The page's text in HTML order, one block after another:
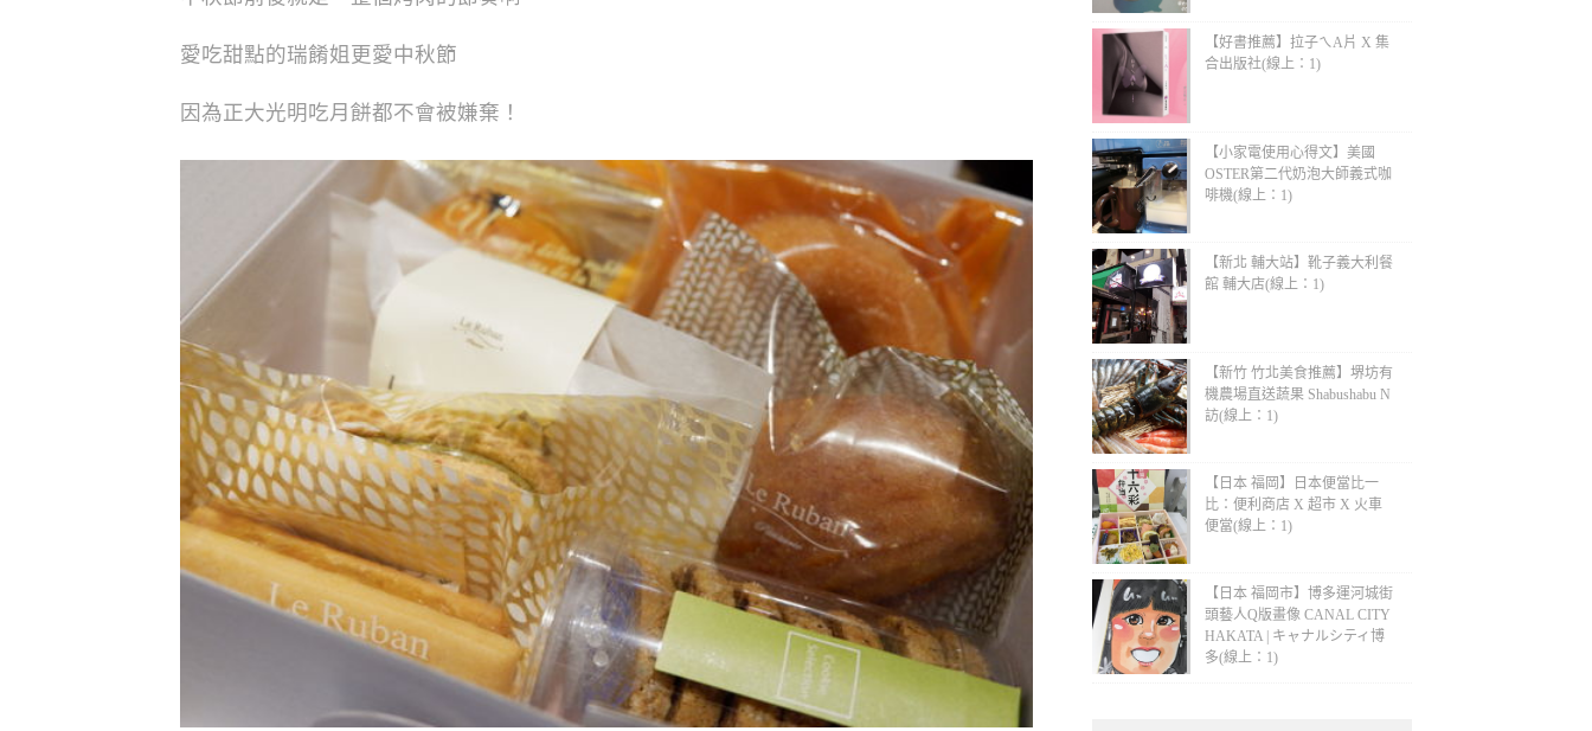
愛吃甜點的瑞餚姐更愛中秋節
因為正大光明吃月餅都不會被嫌棄！
【好書推薦】拉子ㄟA片 X 集
合出版社(線上：1)
【小家電使用心得文】美國
OSTER第二代奶泡大師義式咖
啡機(線上：1)
【新北 輔大站】靴子義大利餐
館 輔大店(線上：1)
【新竹 竹北美食推薦】堺坊有
機農場直送蔬果 Shabushabu N
訪(線上：1)
【日本 福岡】日本便當比一
比：便利商店 X 超市 X 火車
便當(線上：1)
【日本 福岡市】博多運河城街
頭藝人Q版畫像 CANAL CITY
HAKATA | キャナルシティ博
多(線上：1)